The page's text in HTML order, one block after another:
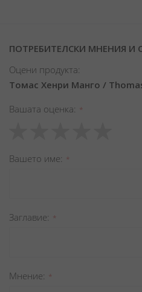
ПОТРЕБИТЕЛСКИ МНЕНИЯ И
Оцени продукта:
Томас Хенри Манго /
Вашата оценка
star
stars
stars
stars
stars
Вашето име
Заглавиe
Мнение